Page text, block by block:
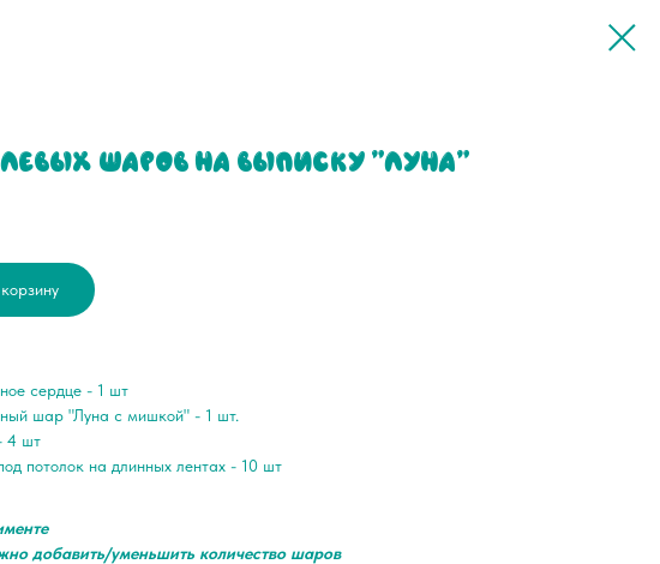
шаров на выписку "Луна"
сердце - 1 шт
шар "Луна с мишкой" - 1 шт.
4 шт
потолок на длинных лентах - 10 шт
добавить/уменьшить количество шаров